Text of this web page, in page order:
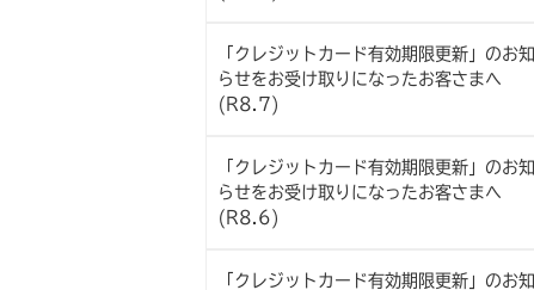
「クレジットカード有効期限更新」のお知
らせをお受け取りになったお客さまへ
(R8.7)
「クレジットカード有効期限更新」のお知
らせをお受け取りになったお客さまへ
(R8.6)
「クレジットカード有効期限更新」のお知